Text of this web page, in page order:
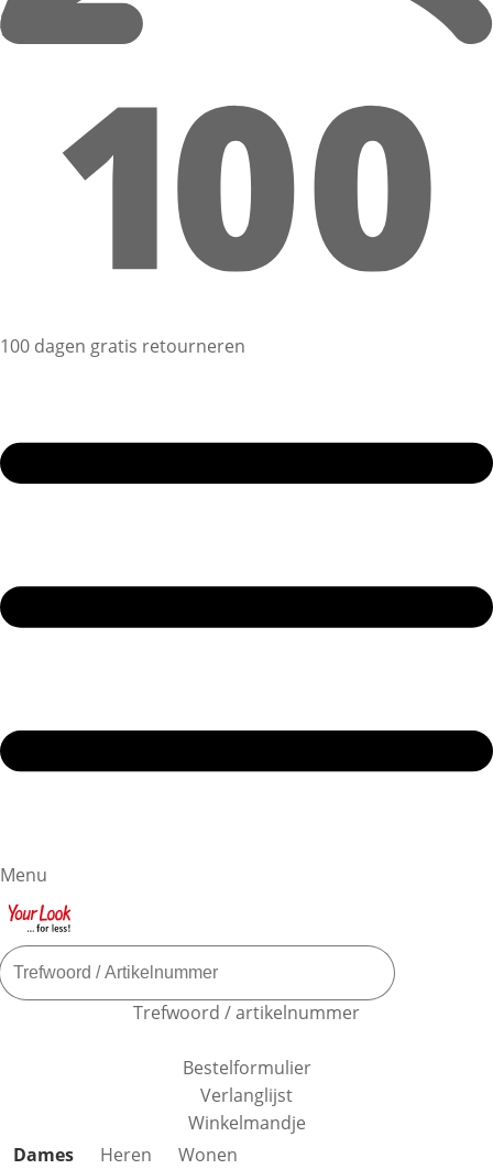
100 dagen gratis retourneren
Menu
Trefwoord / artikelnummer
Bestelformulier
Verlanglijst
Winkelmandje
Productcategorieën overslaan
Dames Heren
Wonen